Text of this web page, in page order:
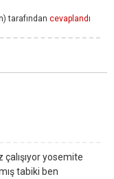
tarafından cevaplandı
çalışıyor yosemite
tabiki ben